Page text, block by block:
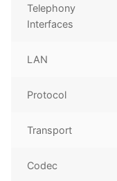
Telephony
Interfaces
LAN
Protocol
Transport
Codec